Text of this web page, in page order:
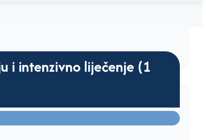
i intenzivno liječenje (1